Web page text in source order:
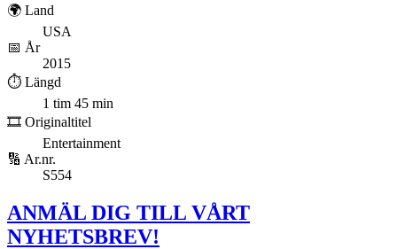
🌍 Land
USA
📅 År
2015
⏱️ Längd
1 tim 45 min
🎞️ Originaltitel
Entertainment
🔢 Ar.nr.
S554
ANMÄL DIG TILL VÅRT
NYHETSBREV!